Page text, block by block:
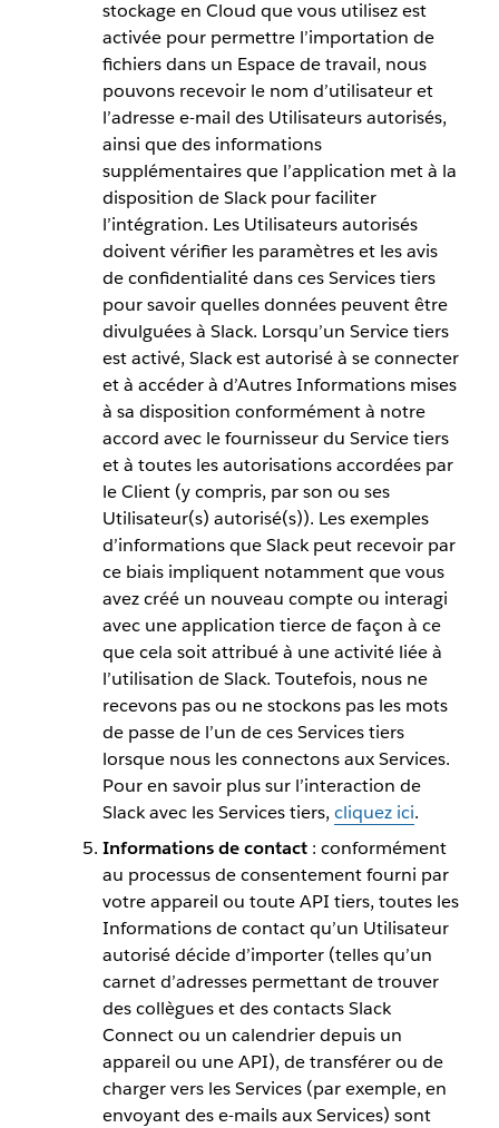
stockage en Cloud que vous utilisez est
activée pour permettre l’importation de
fichiers dans un Espace de travail, nous
pouvons recevoir le nom d’utilisateur et
l’adresse e-mail des Utilisateurs autorisés,
ainsi que des informations
supplémentaires que l’application met à la
disposition de Slack pour faciliter
l’intégration. Les Utilisateurs autorisés
doivent vérifier les paramètres et les avis
de confidentialité dans ces Services tiers
pour savoir quelles données peuvent être
divulguées à Slack. Lorsqu’un Service tiers
est activé, Slack est autorisé à se connecter
et à accéder à d’Autres Informations mises
à sa disposition conformément à notre
accord avec le fournisseur du Service tiers
et à toutes les autorisations accordées par
le Client (y compris, par son ou ses
Utilisateur(s) autorisé(s)). Les exemples
d’informations que Slack peut recevoir par
ce biais impliquent notamment que vous
avez créé un nouveau compte ou interagi
avec une application tierce de façon à ce
que cela soit attribué à une activité liée à
l’utilisation de Slack. Toutefois, nous ne
recevons pas ou ne stockons pas les mots
de passe de l’un de ces Services tiers
lorsque nous les connectons aux Services.
Pour en savoir plus sur l’interaction de
Slack avec les Services tiers, cliquez ici.
Informations de contact: conformément
au processus de consentement fourni par
votre appareil ou toute API tiers, toutes les
Informations de contact qu’un Utilisateur
autorisé décide d’importer (telles qu’un
carnet d’adresses permettant de trouver
des collègues et des contacts Slack
Connect ou un calendrier depuis un
appareil ou une API), de transférer ou de
charger vers les Services (par exemple, en
envoyant des e-mails aux Services) sont